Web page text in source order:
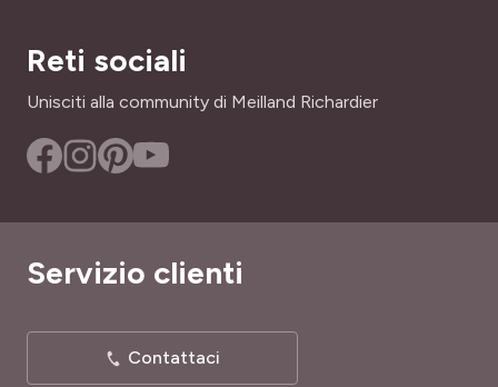
Reti sociali
Unisciti alla community di Meilland Richardier
Servizio clienti
Contattaci